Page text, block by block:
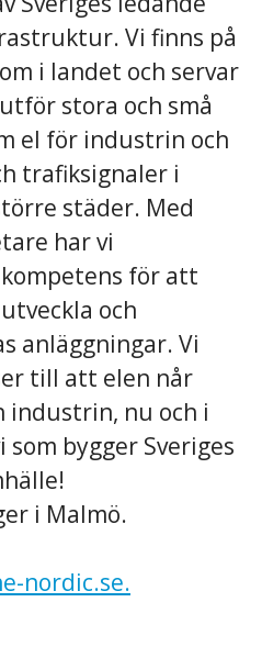
Vi finns på
i landet och servar
stora och små
el för industrin och
trafiksignaler i
städer. Med
har vi
för att
och
anläggningar. Vi
till att elen når
industrin, nu och i
bygger Sveriges
i Malmö.
nordic.se.